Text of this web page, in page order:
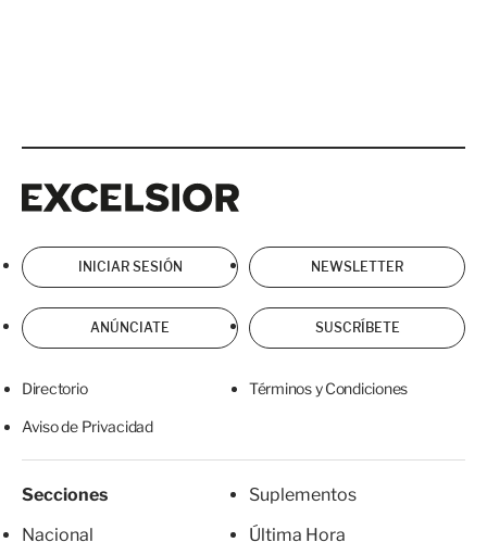
INICIAR SESIÓN NEWSLETTER
ANÚNCIATE SUSCRÍBETE
Directorio Términos y Condiciones
Aviso de Privacidad
Secciones
Nacional
Suplementos
Última Hora